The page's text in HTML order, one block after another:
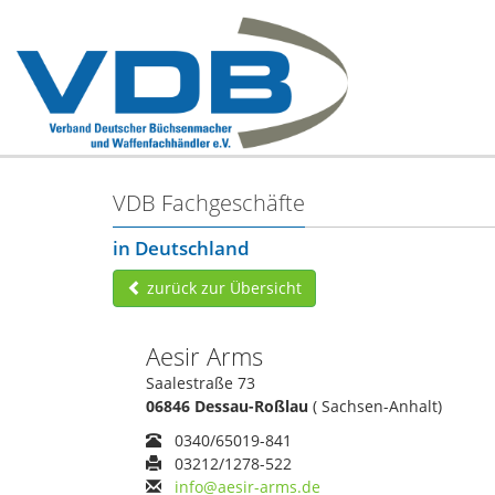
VDB Fachgeschäfte
in Deutschland
zurück zur Übersicht
Aesir Arms
Saalestraße 73
06846 Dessau-Roßlau ( Sachsen-Anhalt)
0340/65019-841
03212/1278-522
info@aesir-arms.de